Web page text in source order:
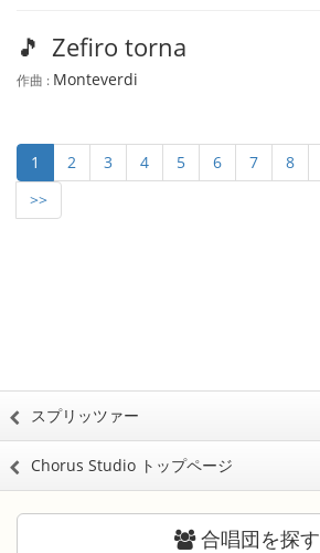
🎵 Zefiro torna
作曲 : Monteverdi
1 2 3 4 5 6 7 8
>>
スプリッツァー
Chorus Studio トップページ
合唱団を探す